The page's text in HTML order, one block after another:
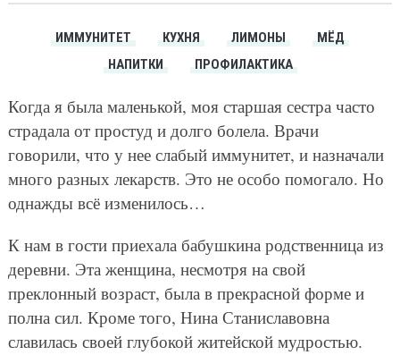
ИММУНИТЕТ КУХНЯ ЛИМОНЫ
МЁД
НАПИТКИ
ПРОФИЛАКТИКА
Когда я была маленькой, моя старшая сестра часто
страдала от простуд и долго болела. Врачи
говорили, что у нее слабый иммунитет, и назначали
много разных лекарств. Это не особо помогало. Но
однажды всё изменилось…
К нам в гости приехала бабушкина родственница из
деревни. Эта женщина, несмотря на свой
преклонный возраст, была в прекрасной форме и
полна сил. Кроме того, Нина Станиславовна
славилась своей глубокой житейской мудростью.